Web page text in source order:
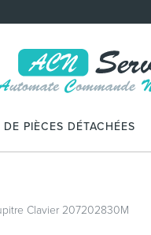
PIÈCES DÉTACHÉES
Clavier 207202830M